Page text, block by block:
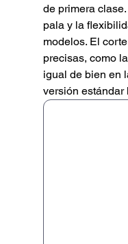
de primera
pala y la
modelos. El
precisas, como
igual de bien en
versión estándar